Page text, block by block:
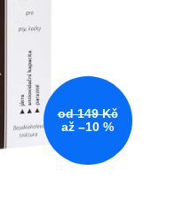
od 149 Kč
až –10 %